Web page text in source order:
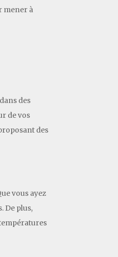
mener à
des
de vos
des
vous ayez
De plus,